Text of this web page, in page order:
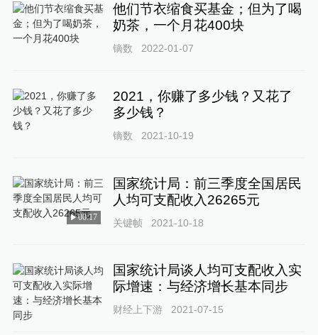
他们节衣缩食买基金；但为了喝
奶茶，一个月花400块
镝数 2022-01-07
2021，你赚了多少钱？又花了
多少钱？
镝数 2021-10-19
00:17
国家统计局：前三季度全国居民
人均可支配收入26265元
关键帧 2021-10-18
国家统计局谈人均可支配收入实
际增速：与经济增长基本同步
财经上下游 2021-07-15